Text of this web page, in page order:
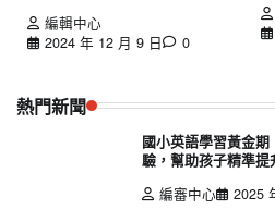
編輯中心
2024 年 12 月 9 日
0
熱門新聞
國小英語學習黃金
驗，幫助孩子精準提
編審中心
2025